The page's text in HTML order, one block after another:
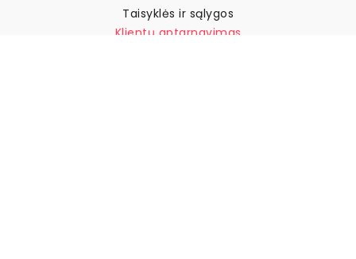
Taisyklės ir sąlygos
Klientų aptarnavimas